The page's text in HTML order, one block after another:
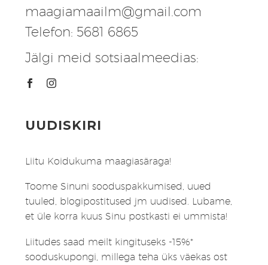
maagiamaailm@gmail.com
Telefon: 5681 6865
Jälgi meid sotsiaalmeedias:
UUDISKIRI
Liitu Koidukuma maagiasäraga!
Toome Sinuni sooduspakkumised, uued
tuuled, blogipostitused jm uudised. Lubame,
et üle korra kuus Sinu postkasti ei ummista!
Liitudes saad meilt kingituseks -15%*
sooduskupongi, millega teha üks väekas ost